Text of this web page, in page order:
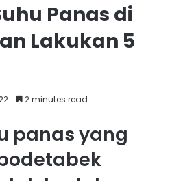
Panas di
Lakukan 5
2 minutes read
panas yang